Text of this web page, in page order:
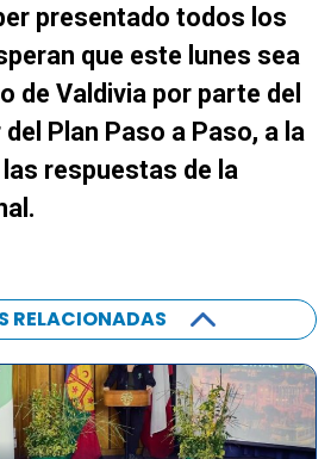
presentado todos los
que este lunes sea
de Valdivia por parte del
Plan Paso a Paso, a la
respuestas de la
RELACIONADAS